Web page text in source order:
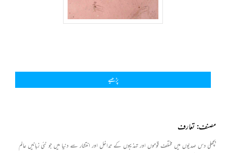
پڑھیے
مصنف: تعارف
پچھلی دس صدیوں میں مختلف قوموں اور تہذیبوں کے تداخل اور انتشار سے دنیا میں جو نئی زبانیں عالم